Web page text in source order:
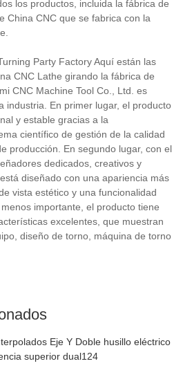
los productos, incluida la fábrica de
China CNC que se fabrica con la
Party Factory Aquí están las
CNC Lathe girando la fábrica de
CNC Machine Tool Co., Ltd. es
industria. En primer lugar, el producto
y estable gracias a la
científico de gestión de la calidad
producción. En segundo lugar, con el
dedicados, creativos y
diseñado con una apariencia más
vista estético y una funcionalidad
importante, el producto tiene
excelentes, que muestran
diseño de torno, máquina de torno